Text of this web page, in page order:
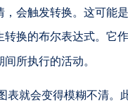
会触发转换。这可能
换的布尔表达式。它作
所执行的活动。
就会变得模糊不清。